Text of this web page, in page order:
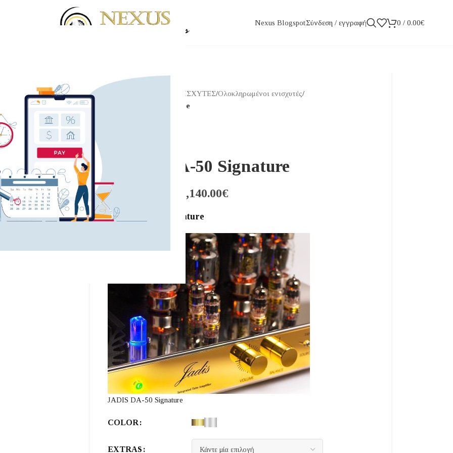
Nexus BlogspotΣύνδεση / εγγραφή 0 / 0.00€
ΕΝΙΣΧΥΤΕΣ/Ολοκληρωμένοι ενισχυτές/
JADIS DA-50 Signature
JADIS DA-50 Signature
11,590.00 12,140.00€
JADIS DA-50 Signature
JADIS DA-50 Signature
COLOR
EXTRAS